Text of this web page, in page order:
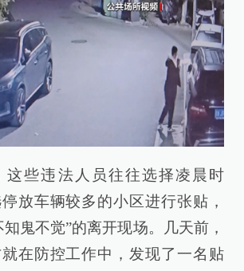
这些违法人员往往选择凌晨时
放车辆较多的小区进行张贴，
鬼不觉”的离开现场。几天前，
在防控工作中，发现了一名贴